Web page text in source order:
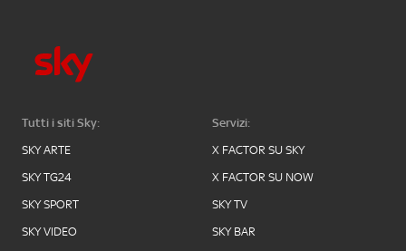
Tutti i siti Sky:
SKY ARTE
SKY TG24
SKY SPORT
SKY VIDEO
Servizi:
X FACTOR SU SKY
X FACTOR SU NOW
SKY TV
SKY BAR